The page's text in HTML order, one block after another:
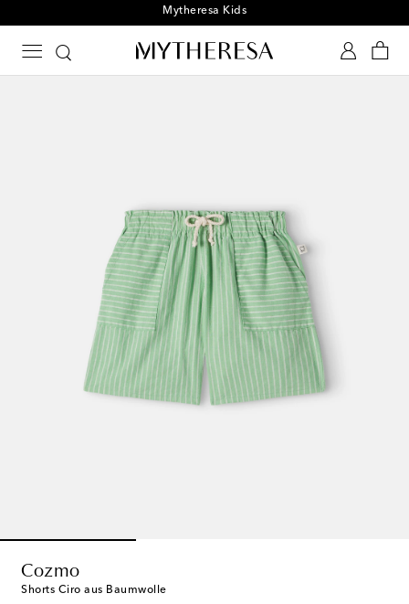
Mytheresa Kids
Cozmo
Shorts Ciro aus Baumwolle